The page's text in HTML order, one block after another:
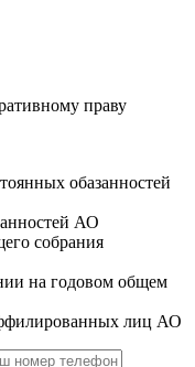
праву
обазанностей
АО
собрания
на годовом общем
лиц АО